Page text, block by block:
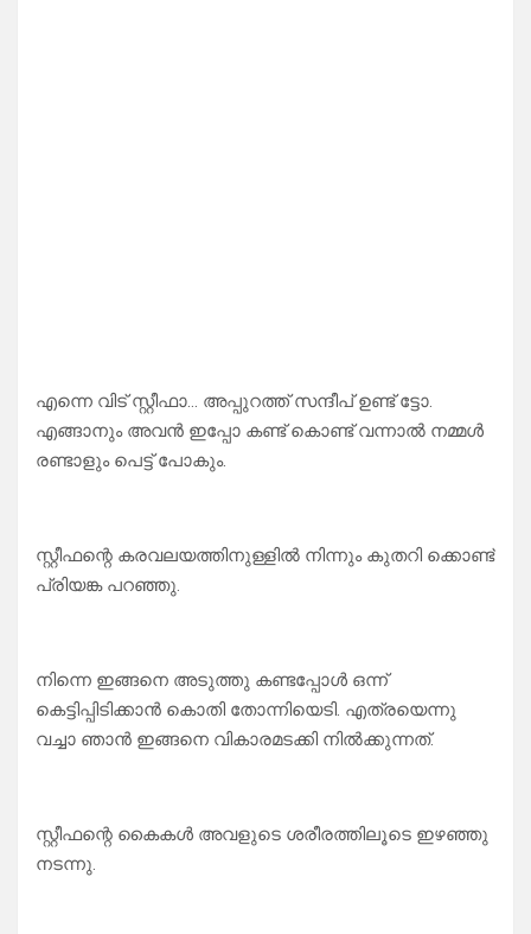
എന്നെ വിട് സ്റ്റീഫാ… അപ്പുറത്ത് സന്ദീപ് ഉണ്ട് ട്ടോ.
എങ്ങാനും അവൻ ഇപ്പോ കണ്ട് കൊണ്ട് വന്നാൽ നമ്മൾ
രണ്ടാളും പെട്ട് പോകും.
സ്റ്റീഫന്റെ കരവലയത്തിനുള്ളിൽ നിന്നും കുതറി ക്കൊണ്ട്
പ്രിയങ്ക പറഞ്ഞു.
നിന്നെ ഇങ്ങനെ അടുത്തു കണ്ടപ്പോൾ ഒന്ന്
കെട്ടിപ്പിടിക്കാൻ കൊതി തോന്നിയെടി. എത്രയെന്നു
വച്ചാ ഞാൻ ഇങ്ങനെ വികാരമടക്കി നിൽക്കുന്നത്.
സ്റ്റീഫന്റെ കൈകൾ അവളുടെ ശരീരത്തിലൂടെ ഇഴഞ്ഞു
നടന്നു.